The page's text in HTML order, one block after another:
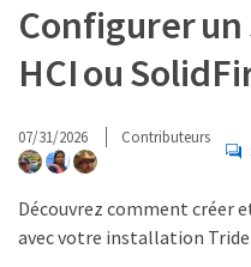
Configurer
HCI ou
07/31/2026 Contributeurs
Découvrez comment créer
avec votre installation